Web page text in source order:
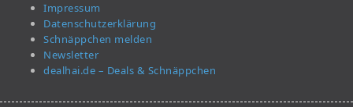
Impressum
Datenschutzerklärung
Schnäppchen melden
Newsletter
dealhai.de – Deals & Schnäppchen